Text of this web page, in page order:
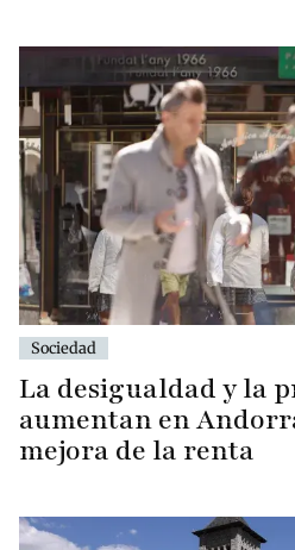
Sociedad
La desigualdad y la
aumentan en
mejora de la renta